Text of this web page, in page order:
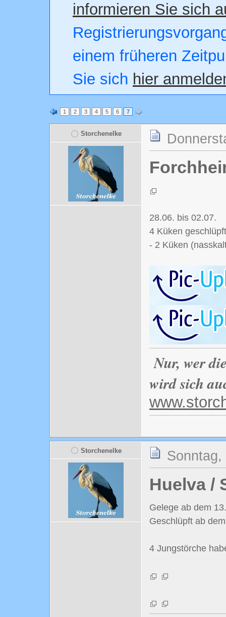
informieren Sie sich
einem früheren
Sie sich hier
1 2 3 4 5 6 7
Storchenelke
28.06. bis 02.07.
4 Küken geschlüpft
- 2 Küken
Nur, wer
wird sich
Storchenelke
Huelva /
Gelege ab dem
Geschlüpft ab
4 Jungstörche